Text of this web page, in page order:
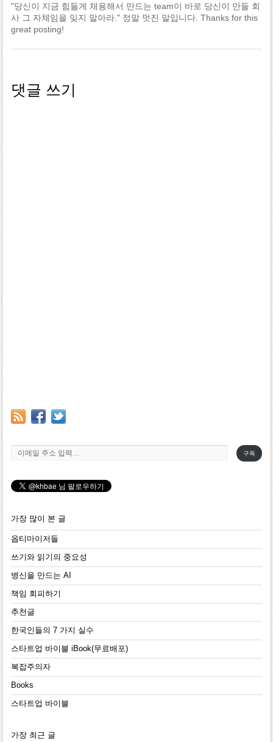
"당신이 지금 힘들게 채용해서 만드는 team이 바로 당신이 만들 회
사 그 자체임을 잊지 말아라." 정말 멋진 말입니다. Thanks for this
great posting!
댓글 쓰기
이메일 주소 입력…
구독
가장 많이 본 글
옵티마이저들
쓰기와 읽기의 중요성
병신을 만드는 AI
책임 회피하기
추천글
한국인들의 7 가지 실수
스타트업 바이블 iBook(무료배포)
복잡주의자
Books
스타트업 바이블
가장 최근 글